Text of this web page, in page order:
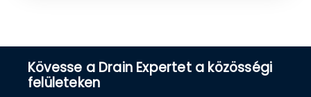
Kövesse a Drain Expertet a közösségi
felületeken